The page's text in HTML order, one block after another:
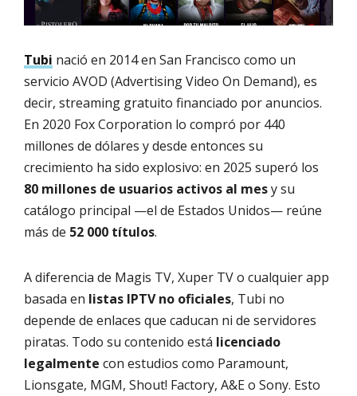
Tubi nació en 2014 en San Francisco como un
servicio AVOD (Advertising Video On Demand), es
decir, streaming gratuito financiado por anuncios.
En 2020 Fox Corporation lo compró por 440
millones de dólares y desde entonces su
crecimiento ha sido explosivo: en 2025 superó los
80 millones de usuarios activos al mesy su
catálogo principal —el de Estados Unidos— reúne
más de 52 000 títulos.
A diferencia de Magis TV, Xuper TV o cualquier app
basada en listas IPTV no oficiales, Tubi no
depende de enlaces que caducan ni de servidores
piratas. Todo su contenido está licenciado
legalmente con estudios como Paramount,
Lionsgate, MGM, Shout! Factory, A&E o Sony. Esto